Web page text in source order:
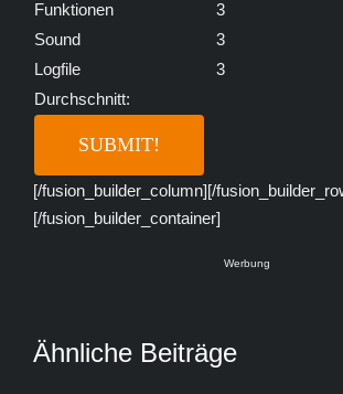
Funktionen
3
Sound
3
Logfile
3
Durchschnitt:
[/fusion_builder_column][/
[/fusion_builder_container]
Werbung
Ähnliche Beiträge